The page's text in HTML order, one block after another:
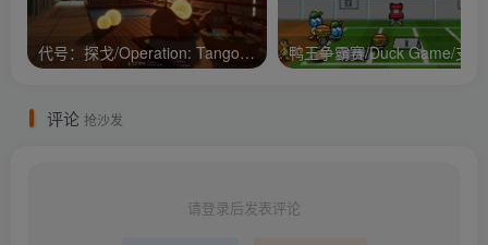
代号：探戈/Operation: Tango/支持网络联机
评论 抢沙发
请登录后发表评论